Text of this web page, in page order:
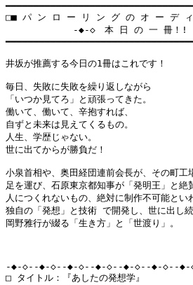
□■ パ ン ロ ー リ ン グ の オ ー デ
-◆-◇　本 日 の 一 冊！!
井坂が推薦する今日の1冊はこれです！
毎日、失敗に失敗を繰り返しながら
「いつか見てろ」と頑張ってきた。
働いて、働いて、辛抱すれば、
自ずと未来は見えてくるもの。
人生、学歴じゃない。
世に出てからが勝負だ！
小泉首相や、奥田経団連前会長が、その町工
足を運び、石原東京都知事が「発明王」と絶
人につくれないもの、絶対に制作不可能とい
独自の「発想」と技術 で開発し、世に出し続
岡野雅行が綴る「生き方」と「世渡り」。
-◆-◇--◆-◇--◆-◇--◆-◇--◆-◇--◆-◇--
□ タイトル：『あしたの発想学』